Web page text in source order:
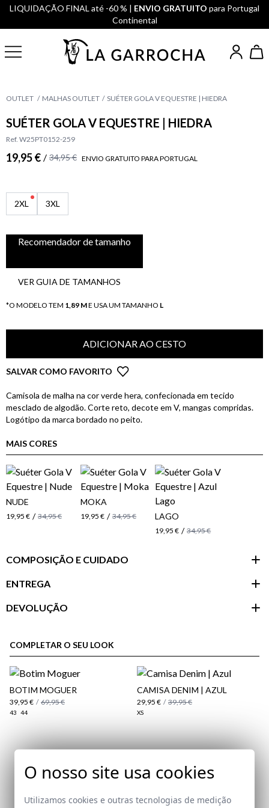
LIQUIDAÇÃO FINAL até -60 % | ENVIO GRATUITO para Portugal
Continental
OUTLET MALHAS OUTLET SUÉTER GOLA V EQUESTRE | HIEDRA
SUÉTER GOLA V EQUESTRE | HIEDRA
Ref. W25PT0152-259
19,95 € / 34,95 € ENVIO GRATUITO PARA PORTUGAL
2XL 3XL
Recomendador de tamanho
VER GUIA DE TAMANHOS
*O MODELO TEM 1,89 ME USA UM TAMANHO L
ADICIONAR AO CESTO
SALVAR COMO FAVORITO
Camisola de malha na cor verde hera, confecionada em tecido
mesclado de algodão. Corte reto, decote em V, mangas compridas.
Logótipo da marca bordado no peito.
MAIS CORES
NUDE
19,95 € / 34,95 €
MOKA
19,95 € / 34,95 € LAGO
19,95 € / 34,95 €
COMPOSIÇÃO E CUIDADO
ENTREGA
Política
DEVOLUÇÃO
cliente
aqui
COMPLETAR O SEU LOOK
BOTIM MOGUER
39,95 € / 69,95 €
43 44
CAMISA DENIM | AZUL
29,95 € / 39,95 €
XS
Assine a nossa Newsletter
Email
O nosso site usa cookies
Utilizamos cookies e outras tecnologias de medição